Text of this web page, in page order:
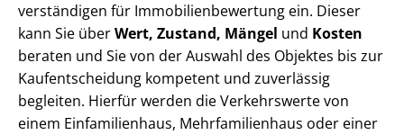
ver­stän­di­gen für Im­mo­bi­li­en­be­wer­tung ein. Dieser
kann Sie überWert, Zustand, Mängel und Kosten
beraten und Sie von der Auswahl des Objektes bis zur
Kauf­ent­schei­dung kompetent und zuverlässig
begleiten. Hierfür werden die Verkehrswerte von
einem Einfamilienhaus, Mehr­fa­mi­li­en­haus oder einer